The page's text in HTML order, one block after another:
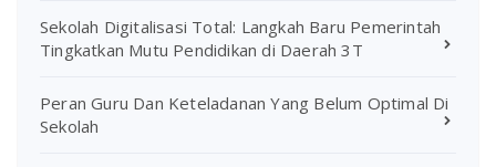
Sekolah Digitalisasi Total: Langkah Baru Pemerintah
Tingkatkan Mutu Pendidikan di Daerah 3T
Peran Guru Dan Keteladanan Yang Belum Optimal Di
Sekolah